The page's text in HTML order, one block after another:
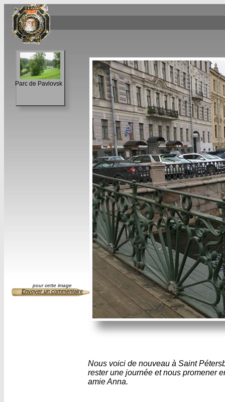
Parc de Pavlovsk
pour cette image
Envoyer un commentaire
Nous voici de nouveau à Saint
rester une journée et nous promener
amie Anna.